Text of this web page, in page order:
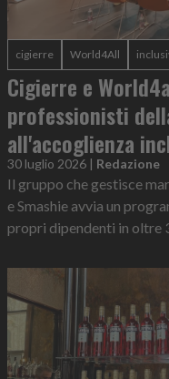
cigierre World4All
Cigierre e
professionisti
all'accoglienza
30 luglio 2026 | Redazione
Il gruppo che gestisce
e Smashie avvia un
propri dipendenti in oltre